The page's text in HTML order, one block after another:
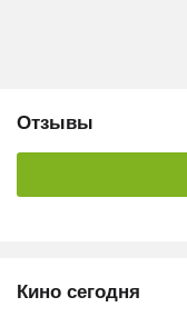
Отзывы
Кино сегодня